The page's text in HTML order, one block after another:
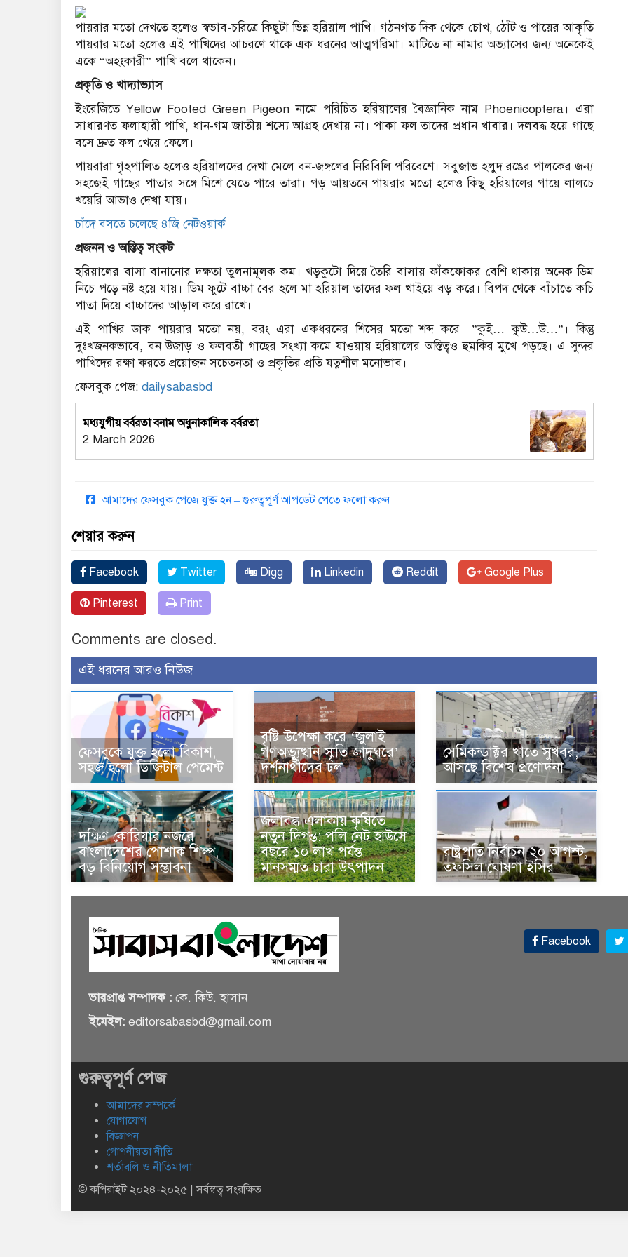
পায়রার মতো দেখতে হলেও স্বভাব-চরিত্রে কিছুটা ভিন্ন হরিয়াল পাখি। গঠনগত দিক থেকে চোখ, ঠোঁট ও পায়ের আকৃতি
পায়রার মতো হলেও এই পাখিদের আচরণে থাকে এক ধরনের আত্মগরিমা। মাটিতে না নামার অভ্যাসের জন্য অনেকেই
একে “অহংকারী” পাখি বলে থাকেন।
প্রকৃতি ও খাদ্যাভ্যাস
ইংরেজিতে Yellow Footed Green Pigeon নামে পরিচিত হরিয়ালের বৈজ্ঞানিক নাম Phoenicoptera। এরা
সাধারণত ফলাহারী পাখি, ধান-গম জাতীয় শস্যে আগ্রহ দেখায় না। পাকা ফল তাদের প্রধান খাবার। দলবদ্ধ হয়ে গাছে
বসে দ্রুত ফল খেয়ে ফেলে।
পায়রারা গৃহপালিত হলেও হরিয়ালদের দেখা মেলে বন-জঙ্গলের নিরিবিলি পরিবেশে। সবুজাভ হলুদ রঙের পালকের জন্য
সহজেই গাছের পাতার সঙ্গে মিশে যেতে পারে তারা। গড় আয়তনে পায়রার মতো হলেও কিছু হরিয়ালের গায়ে লালচে
খয়েরি আভাও দেখা যায়।
চাঁদে বসতে চলেছে ৪জি নেটওয়ার্ক
প্রজনন ও অস্তিত্ব সংকট
হরিয়ালের বাসা বানানোর দক্ষতা তুলনামূলক কম। খড়কুটো দিয়ে তৈরি বাসায় ফাঁকফোকর বেশি থাকায় অনেক ডিম
নিচে পড়ে নষ্ট হয়ে যায়। ডিম ফুটে বাচ্চা বের হলে মা হরিয়াল তাদের ফল খাইয়ে বড় করে। বিপদ থেকে বাঁচাতে কচি
পাতা দিয়ে বাচ্চাদের আড়াল করে রাখে।
এই পাখির ডাক পায়রার মতো নয়, বরং এরা একধরনের শিসের মতো শব্দ করে—”কুই… কুউ…উ…”। কিন্তু
দুঃখজনকভাবে, বন উজাড় ও ফলবতী গাছের সংখ্যা কমে যাওয়ায় হরিয়ালের অস্তিত্বও হুমকির মুখে পড়ছে। এ সুন্দর
পাখিদের রক্ষা করতে প্রয়োজন সচেতনতা ও প্রকৃতির প্রতি যত্নশীল মনোভাব।
ফেসবুক পেজ: dailysabasbd
মধ্যযুগীয় বর্বরতা বনাম অধুনাকালিক বর্বরতা
2 March 2026
আমাদের ফেসবুক পেজে যুক্ত হন – গুরুত্বপূর্ণ আপডেট পেতে ফলো করুন
শেয়ার করুন
Facebook Twitter Digg Linkedin Reddit Google Plus
Pinterest Print
Comments are closed.
এই ধরনের আরও নিউজ
ফেসবুকে যুক্ত হলো বিকাশ,
সহজ হলো ডিজিটাল পেমেন্ট
বৃষ্টি উপেক্ষা করে ‘জুলাই
গণঅভ্যুত্থান স্মৃতি জাদুঘরে’
দর্শনার্থীদের ঢল
সেমিকন্ডাক্টর খাতে সুখবর,
আসছে বিশেষ প্রণোদনা
দক্ষিণ কোরিয়ার নজরে
বাংলাদেশের পোশাক শিল্প,
বড় বিনিয়োগ সম্ভাবনা
জলাবদ্ধ এলাকায় কৃষিতে
নতুন দিগন্ত: পলি নেট হাউসে
বছরে ১০ লাখ পর্যন্ত
মানসম্মত চারা উৎপাদন
রাষ্ট্রপতি নির্বাচন ২০ আগস্ট,
তফসিল ঘোষণা ইসির
Facebook
ভারপ্রাপ্ত সম্পাদক : কে. কিউ. হাসান
ইমেইল: editorsabasbd@gmail.com
গুরুত্বপূর্ণ পেজ
আমাদের সম্পর্কে
যোগাযোগ
বিজ্ঞাপন
গোপনীয়তা নীতি
শর্তাবলি ও নীতিমালা
© কপিরাইট ২০২৪-২০২৫ | সর্বস্বত্ব সংরক্ষিত